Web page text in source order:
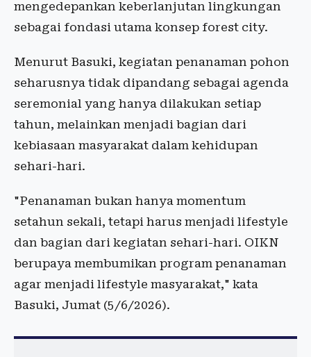
mengedepankan keberlanjutan lingkungan
sebagai fondasi utama konsep forest city.
Menurut Basuki, kegiatan penanaman pohon
seharusnya tidak dipandang sebagai agenda
seremonial yang hanya dilakukan setiap
tahun, melainkan menjadi bagian dari
kebiasaan masyarakat dalam kehidupan
sehari-hari.
"Penanaman bukan hanya momentum
setahun sekali, tetapi harus menjadi lifestyle
dan bagian dari kegiatan sehari-hari. OIKN
berupaya membumikan program penanaman
agar menjadi lifestyle masyarakat," kata
Basuki, Jumat (5/6/2026).